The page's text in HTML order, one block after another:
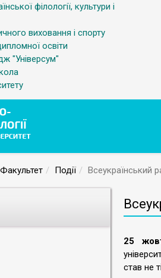
філології, культури і
виховання і спорту
освіти
"Універсум"
Події Всеукраїнський
25
став не